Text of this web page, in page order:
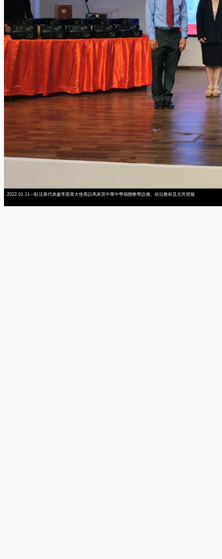
2022.01.11---駐汶萊代表處李憲章大使再訪馬來奕中華中學捐贈教學設備、幼兒教材及元宵燈籠